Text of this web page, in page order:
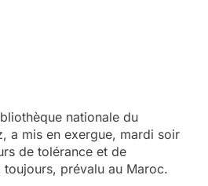
nationale du
a mis en exergue, mardi soir
de tolérance et de
prévalu au Maroc.